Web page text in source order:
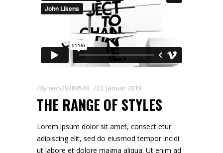
Byweb29389549 23. Januar 2019
THE RANGE OF STYLES
Lorem ipsum dolor sit amet, consect etur
adipiscing elit, sed do eiusmod tempor incidi
ut labore et dolore magna aliqua. Ut enim ad